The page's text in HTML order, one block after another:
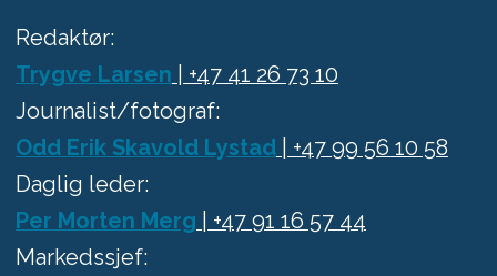
Redaktør:
Trygve Larsen | +47 41 26 73 10
Journalist/fotograf:
Odd Erik Skavold Lystad| +47 99 56 10 58
Daglig leder:
Per Morten Merg | +47 91 16 57 44
Markedssjef: